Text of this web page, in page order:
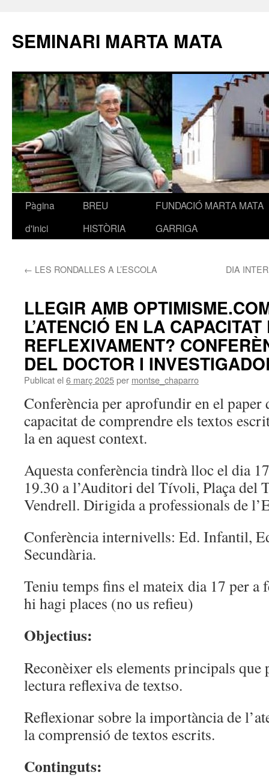
SEMINARI MARTA MATA
Vés
Pàgina
d'inici
BREU
HISTÒRIA
FUNDACIÓ MARTA MATA
GARRIGA
← LES RONDALLES A L’ESCOLA DIA
LLEGIR AMB
L’ATENCIÓ EN LA
REFLEXIVAMENT?
DEL DOCTOR I
Publicat el 6 març 2025per montse_chaparro
Conferència per aprofundir en el paper
capacitat de comprendre els textos
la en aquest context.
Aquesta conferència tindrà lloc el dia
19.30 a l’Auditori del Tívoli, Plaça
Vendrell. Dirigida a professionals de
Conferència internivells: Ed. Infantil,
Secundària.
Teniu temps fins el mateix dia 17 per a
hi hagi places (no us refieu)
Objectius:
Reconèixer els elements principals que
lectura reflexiva de textso.
Reflexionar sobre la importància de
la comprensió de textos escrits.
Continguts: